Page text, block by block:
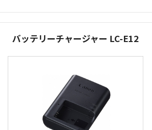
バッテリーチャージャー LC-E12